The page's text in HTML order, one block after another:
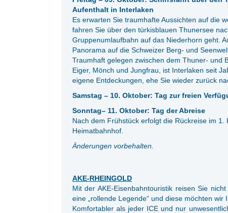
Aufenthalt in Interlaken
Es erwarten Sie traumhafte Aussichten auf die
fahren Sie über den türkisblauen Thunersee
Gruppenumlaufbahn auf das Niederhorn geht.
Panorama auf die Schweizer Berg- und
Traumhaft gelegen zwischen dem Thuner- und
Eiger, Mönch und Jungfrau, ist Interlaken seit
eigene Entdeckungen, ehe Sie wieder zurück
Samstag – 10. Oktober: Tag zur freien
Sonntag– 11. Oktober: Tag der Abreise
Nach dem Frühstück erfolgt die Rückreise im
Heimatbahnhof.
Änderungen vorbehalten.
AKE-RHEINGOLD
Mit der AKE-Eisenbahntouristik reisen Sie
eine „rollende Legende“ und diese möchten
Komfortabler als jeder ICE und nur